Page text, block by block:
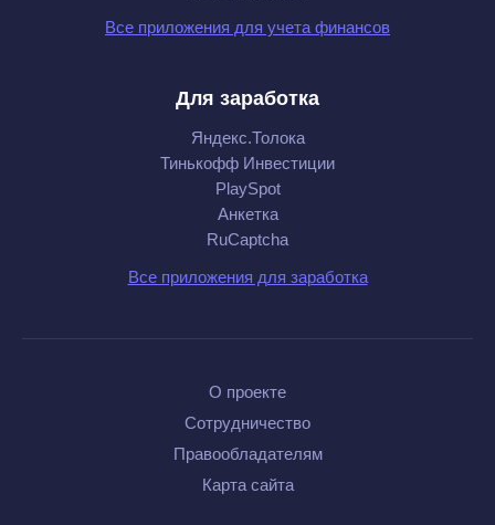
Все приложения для учета финансов
Для заработка
Яндекс.Толока
Тинькофф Инвестиции
PlaySpot
Анкетка
RuCaptcha
Все приложения для заработка
О проекте
Сотрудничество
Правообладателям
Карта сайта